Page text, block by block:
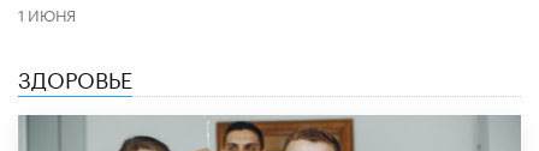
1 ИЮНЯ
ЗДОРОВЬЕ